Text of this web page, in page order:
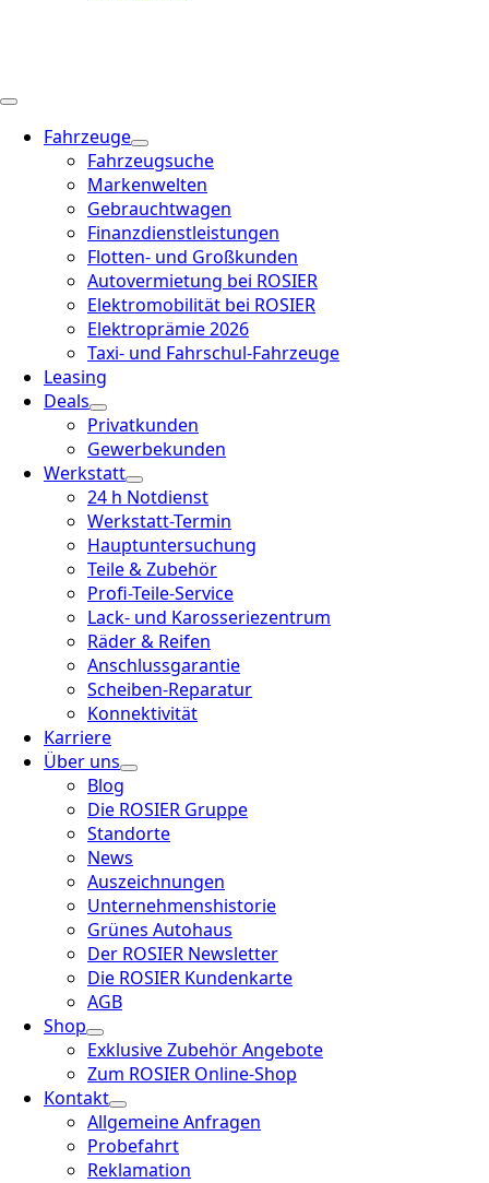
Fahrzeuge
Fahrzeugsuche
Markenwelten
Gebrauchtwagen
Finanzdienstleistungen
Flotten- und Großkunden
Autovermietung bei ROSIER
Elektromobilität bei ROSIER
Elektroprämie 2026
Taxi- und Fahrschul-Fahrzeuge
Leasing
Deals
Privatkunden
Gewerbekunden
Werkstatt
24 h Notdienst
Werkstatt-Termin
Hauptuntersuchung
Teile & Zubehör
Profi-Teile-Service
Lack- und Karosseriezentrum
Räder & Reifen
Anschlussgarantie
Scheiben-Reparatur
Konnektivität
Karriere
Über uns
Blog
Die ROSIER Gruppe
Standorte
News
Auszeichnungen
Unternehmenshistorie
Grünes Autohaus
Der ROSIER Newsletter
Die ROSIER Kundenkarte
AGB
Shop
Exklusive Zubehör Angebote
Zum ROSIER Online-Shop
Kontakt
Allgemeine Anfragen
Probefahrt
Reklamation